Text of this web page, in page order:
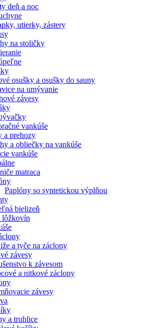
deň a noc
utierky, zástery
na stoličky
osušky a osušky do sauny
na umývanie
závesy
vankúše
a prehozy
a obliečky na vankúše
vankúše
matraca
Paplóny so syntetickou výplňou
bielizeň
lôžkovín
a tyče na záclony
závesy
k závesom
a nitkové záclony
závesy
a truhlice